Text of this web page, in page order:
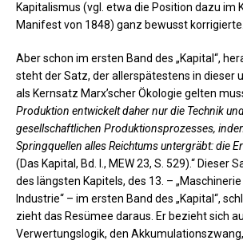
Kapitalismus (vgl. etwa die Position dazu im
Manifest von 1848) ganz bewusst korrigierte.
Aber schon im ersten Band des „Kapital“,
steht der Satz, der allerspätestens in dieser
als Kernsatz Marx’scher Ökologie gelten
Produktion entwickelt daher nur die Technik
gesellschaftlichen Produktionsprozesses,
Springquellen alles Reichtums untergräbt: die
(Das Kapital, Bd. I., MEW 23, S. 529).“ Dieser
des längsten Kapitels, des 13. –
Industrie“ – im ersten Band des „Kapital“,
zieht das Resümee daraus. Er bezieht sich
Verwertungslogik, den